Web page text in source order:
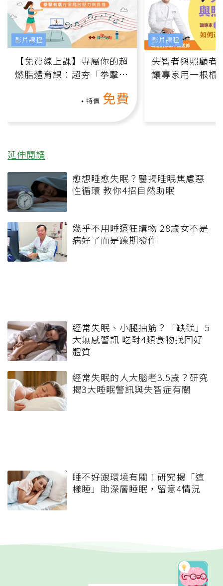
【免費線上課】專屬你的超
燃脂體育課：超夯「拳擊有
特價 免費
影片課程
失智者與照顧者
讓專家用一根棍
影片課程
延伸閱讀
愈想睡愈失眠？醫揭睡眠焦慮惡
性循環 教你4招自然助眠
幾乎不用睡還狂購物 28歲女不是
病好了而是躁期發作
經常失眠、小腿抽筋？「缺鎂」5
大無感警訊 吃對4類食物找回好
體質
經常失眠的人大腦老3.5歲？研究
揭3大睡眠警訊與失智症有關
睡不好跟環境有關！研究揭「這
樣睡」助深層睡眠，留意4情況